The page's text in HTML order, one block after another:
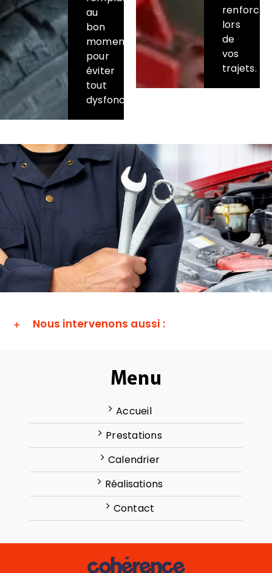
au
bon
moment
pour
éviter
tout
dysfonctionnement.
renforcée
lors
de
vos
trajets.
Nous intervenons aussi :
Menu
Accueil
Prestations
Calendrier
Réalisations
Contact